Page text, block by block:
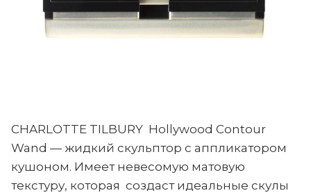
CHARLOTTE TILBURY Hollywood Contour
Wand — жидкий скульптор с аппликатором
кушоном. Имеет невесомую матовую
текстуру, которая создаст идеальные скулы